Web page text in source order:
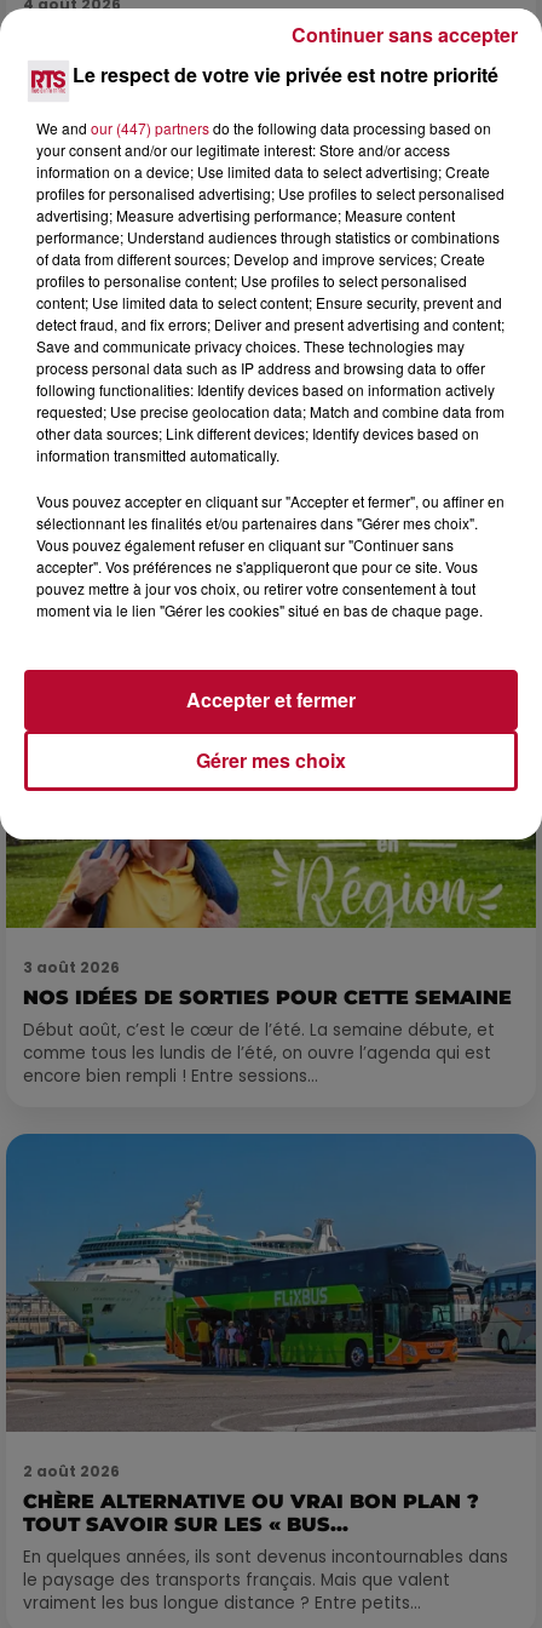
4 août 2026
HÉRAULT, PYRÉNÉES-ORIENTALES : TROIS
SPOTS DE SNORKELING À EXPLORER...
Pas besoin de bouteilles de plongée lourdes ni de diplômes
masque, un tuba et une paire de palmes...
3 août 2026
SOIRÉE DJ PLAYA
3 août 2026
NOS IDÉES DE SORTIES POUR CETTE SEMAINE
Début août, c’est le cœur de l’été. La semaine débute, et
comme tous les lundis de l’été, on ouvre l’agenda qui est
encore bien rempli ! Entre sessions...
2 août 2026
CHÈRE ALTERNATIVE OU VRAI BON PLAN ?
TOUT SAVOIR SUR LES « BUS...
En quelques années, ils sont devenus incontournables dans
le paysage des transports français. Mais que valent
vraiment les bus longue distance ? Entre petits...
Le respect de votre vie privée est notre priorité
We and our (447) partnersdo the following data processing based on
your consent and/or our legitimate interest: Store and/or access
information on a device; Use limited data to select advertising; Create
profiles for personalised advertising; Use profiles to select personalised
advertising; Measure advertising performance; Measure content
performance; Understand audiences through statistics or combinations
of data from different sources; Develop and improve services; Create
profiles to personalise content; Use profiles to select personalised
content; Use limited data to select content; Ensure security, prevent and
detect fraud, and fix errors; Deliver and present advertising and content;
Save and communicate privacy choices. These technologies may
process personal data such as IP address and browsing data to offer
following functionalities: Identify devices based on information actively
requested; Use precise geolocation data; Match and combine data from
other data sources; Link different devices; Identify devices based on
information transmitted automatically.
Vous pouvez accepter en cliquant sur "Accepter et fermer", ou affiner en
sélectionnant les finalités et/ou partenaires dans "Gérer mes choix".
Vous pouvez également refuser en cliquant sur "Continuer sans
accepter". Vos préférences ne s'appliqueront que pour ce site. Vous
pouvez mettre à jour vos choix, ou retirer votre consentement à tout
moment via le lien "Gérer les cookies" situé en bas de chaque page.
Gérer mes choix
Accepter et fermer
Continuer sans accepter